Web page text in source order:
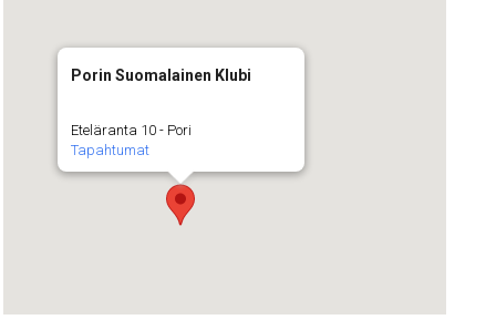
Porin Suomalainen Klubi
Eteläranta 10 - Pori
Tapahtumat